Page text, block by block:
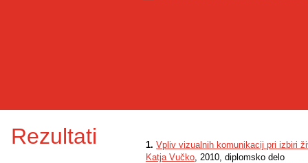
Rezultati 1. Vpliv vizualnih komunikacij pri izbiri
Katja Vučko, 2010, diplomsko delo